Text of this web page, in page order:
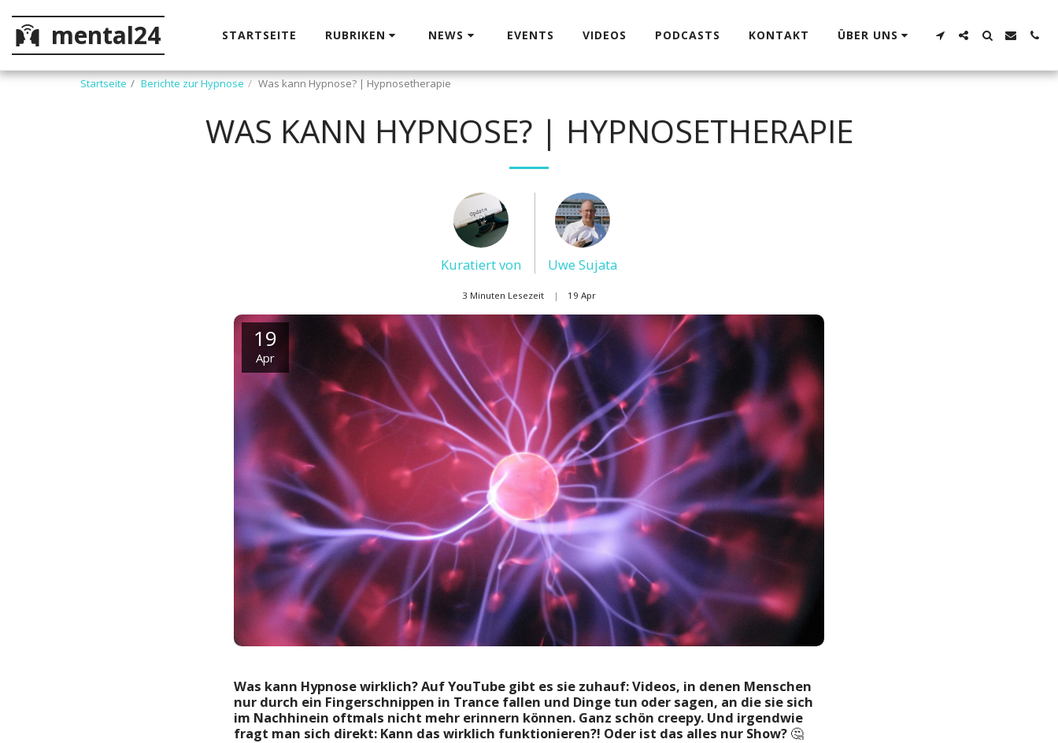
mental24 STARTSEITE RUBRIKEN NEWS EVENTS VIDEOS PODCASTS KONTAKT ÜBER UNS
Startseite Berichte zur Hypnose Was kann Hypnose? | Hypnosetherapie
WAS KANN HYPNOSE? | HYPNOSETHERAPIE
Kuratiert von Uwe Sujata
3 Minuten Lesezeit 19Apr
19
Apr
Was kann Hypnosewirklich? Auf YouTube gibt es sie zuhauf: Videos, in denen Menschen
nur durch ein Fingerschnippen in Trance fallen und Dinge tun oder sagen, an die sie sich
im Nachhinein oftmals nicht mehr erinnern können. Ganz schön creepy. Und irgendwie
fragt man sich direkt: Kann das wirklich funktionieren?! Oder ist das alles nur Show? 🤔